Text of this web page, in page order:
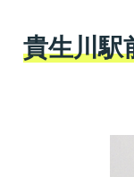
貴生川駅